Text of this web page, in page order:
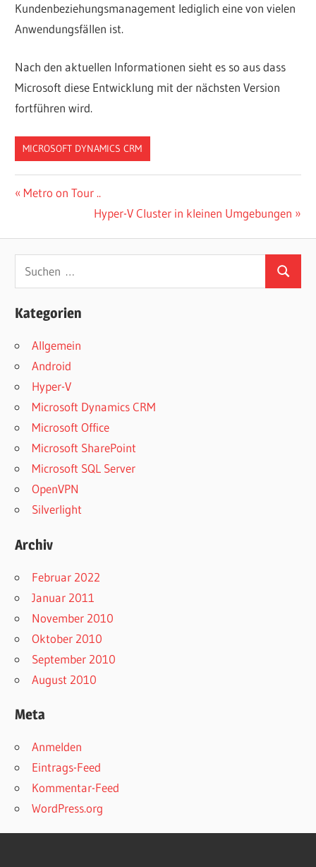
Kundenbeziehungsmanagement lediglich eine von vielen
Anwendungsfällen ist.
Nach den aktuellen Informationen sieht es so aus dass
Microsoft diese Entwicklung mit der nächsten Version
fortführen wird.
MICROSOFT DYNAMICS CRM
Beitragsnavigation
Vorheriger
Metro on Tour ..
Nächster
Hyper-V Cluster in kleinen Umgebungen
Suchen
nach:
Suchen
Kategorien
Allgemein
Android
Hyper-V
Microsoft Dynamics CRM
Microsoft Office
Microsoft SharePoint
Microsoft SQL Server
OpenVPN
Silverlight
Archiv
Februar 2022
Januar 2011
November 2010
Oktober 2010
September 2010
August 2010
Meta
Anmelden
Eintrags-Feed
Kommentar-Feed
WordPress.org